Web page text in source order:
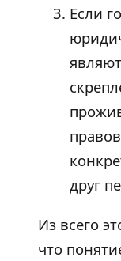
Если
друг
Из всего
что